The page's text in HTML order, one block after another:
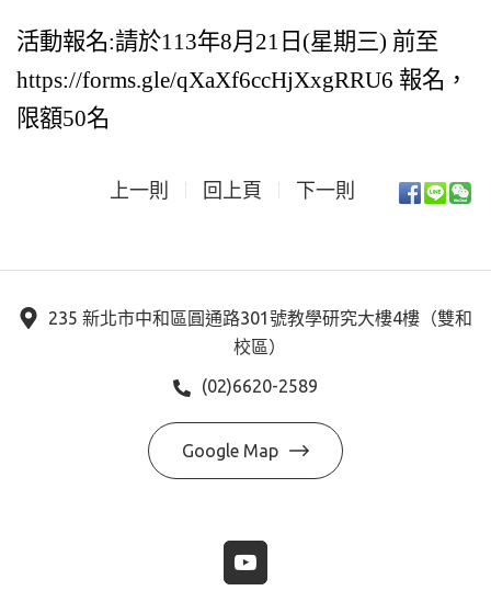
活動報名:請於113年8月21日(星期三) 前至
https://forms.gle/qXaXf6ccHjXxgRRU6 報名，
限額50名
上一則 回上頁 下一則
235 新北市中和區圓通路301號教學研究大樓4樓（雙和
校區）
(02)6620-2589
Google Map